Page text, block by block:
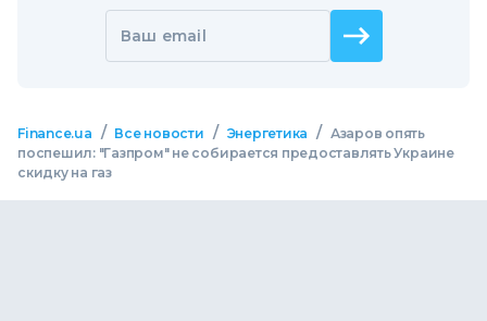
Ваш email
Finance.ua / Все новости / Энергетика / Азаров опять
поспешил: "Газпром" не собирается предоставлять Украине
скидку на газ